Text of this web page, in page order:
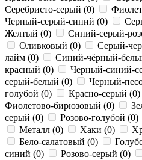
Серебристо-серый (0)
Черный-серый-синий (0)
Желтый (0) Синий-серый-
Оливковый (0) Серый-
лайм (0) Синий-чёрный-
красный (0) Черный-синий-
серый-белый (0) Черный-
голубой (0) Красно-серый (0)
Фиолетово-бирюзовый (0)
серый (0) Розово-голубой (0)
Металл (0) Хаки (0)
Бело-салатовый (0)
синий (0) Розово-серый (0)